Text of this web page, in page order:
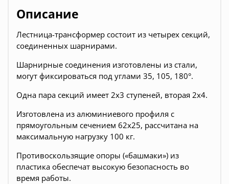
Описание
Лестница-трансформер состоит из четырех секций,
соединенных шарнирами.
Шарнирные соединения изготовлены из стали,
могут фиксироваться под углами 35, 105, 180°.
Одна пара секций имеет 2х3 ступеней, вторая 2х4.
Изготовлена из алюминиевого профиля с
прямоугольным сечением 62х25, рассчитана на
максимальную нагрузку 100 кг.
Противоскользящие опоры («башмаки») из
пластика обеспечат высокую безопасность во
время работы.